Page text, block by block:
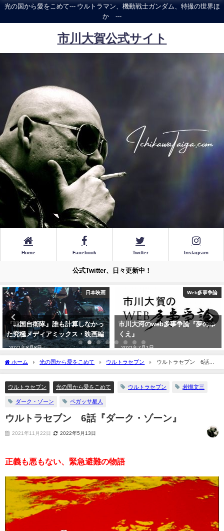
光の国から愛をこめて--- ウルトラマン、機動戦士ガンダム、特撮の世界ほ
か ---
市川大賀公式サイト
Home Facebook Twitter Instagram
公式Twitter、日々更新中！
Web多事争論
市川大河のweb多事争論『夢のゆ
くえ』
2021年7月1日
大河日々徒然
ご報告 日本SF作家クラブ入会
について
2022年7月22日
ホーム 光の国から愛をこめて ウルトラセブン
ウルトラセブン 6話
『ダーク・ゾーン』
ウルトラセブン 光の国から愛をこめて ウルトラセブン 若槻文三
ダーク・ゾーン ペガッサ星人
ウルトラセブン 6話『ダーク・ゾーン』
2021年11月22日 2022年5月13日
正義も悪もない、緊急避難の物語